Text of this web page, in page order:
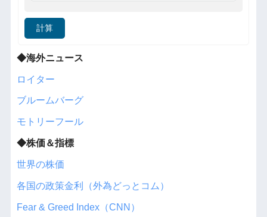
計算
◆海外ニュース
ロイター
ブルームバーグ
モトリーフール
◆株価＆指標
世界の株価
各国の政策金利（外為どっとコム）
Fear & Greed Index（CNN）